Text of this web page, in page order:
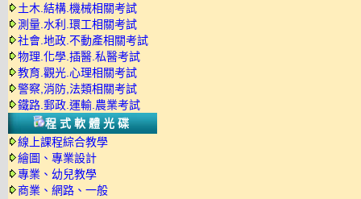
土木.結構.機械相關考試
測量.水利.環工相關考試
社會.地政.不動產相關考試
物理.化學.插醫.私醫考試
教育.觀光.心理相關考試
警察,消防,法類相關考試
鐵路.郵政.運輸.農業考試
程式軟體光碟
線上課程綜合教學
繪圖、專業設計
專業、幼兒教學
商業、網路、一般